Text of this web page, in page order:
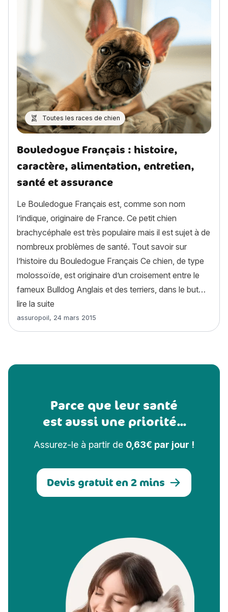
Toutes les races de chien
Bouledogue Français : histoire,
caractère, alimentation, entretien,
santé et assurance
Le Bouledogue Français est, comme son nom
l’indique, originaire de France. Ce petit chien
brachycéphale est très populaire mais il est sujet à de
nombreux problèmes de santé. Tout savoir sur
l’histoire du Bouledogue Français Ce chien, de type
molossoïde, est originaire d’un croisement entre le
fameux Bulldog Anglais et des terriers, dans le but…
lire la suite
Article rédigé par
assuropoil, 24 mars 2015
Parce que leur santé
est aussi une priorité...
Assurez-le à partir de 0,63€ par jour !
Devis gratuit en 2 mins